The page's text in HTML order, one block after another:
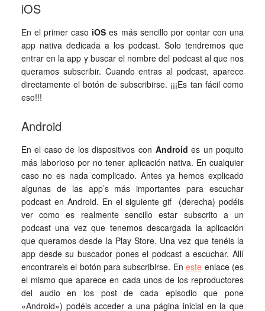
iOS
En el primer caso iOS es más sencillo por contar con una
app nativa dedicada a los podcast. Solo tendremos que
entrar en la app y buscar el nombre del podcast al que nos
queramos subscribir. Cuando entras al podcast, aparece
directamente el botón de subscribirse. ¡¡¡Es tan fácil como
eso!!!
Android
En el caso de los dispositivos con Android es un poquito
más laborioso por no tener aplicación nativa. En cualquier
caso no es nada complicado. Antes ya hemos explicado
algunas de las app’s más importantes para escuchar
podcast en Android. En el siguiente gif (derecha) podéis
ver como es realmente sencillo estar subscrito a un
podcast una vez que tenemos descargada la aplicación
que queramos desde la Play Store. Una vez que tenéis la
app desde su buscador pones el podcast a escuchar. Allí
encontrareis el botón para subscribirse. Eneste enlace (es
el mismo que aparece en cada unos de los reproductores
del audio en los post de cada episodio que pone
«Android») podéis acceder a una página inicial en la que